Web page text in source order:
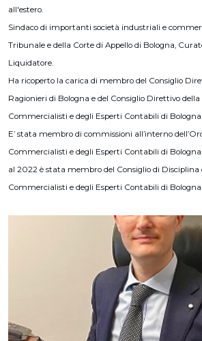
all'estero.
Sindaco di importanti società industriali e
Tribunale e della Corte di Appello di Bologna,
Liquidatore.
Ha ricoperto la carica di membro del Consiglio
Ragionieri di Bologna e del Consiglio Direttivo
Commercialisti e degli Esperti Contabili di Bologna.
E’ stata membro di commissioni all’interno
Commercialisti e degli Esperti Contabili di
al 2022 è stata membro del Consiglio di
Commercialisti e degli Esperti Contabili di Bologna.